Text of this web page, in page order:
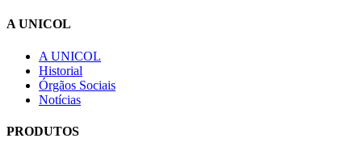
A UNICOL
A UNICOL
Historial
Órgãos Sociais
Notícias
PRODUTOS